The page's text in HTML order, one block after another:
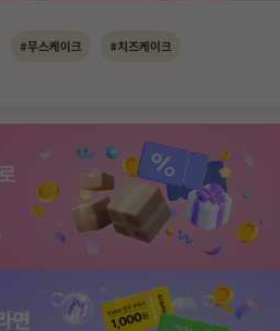
#무스케이크 #치즈케이크